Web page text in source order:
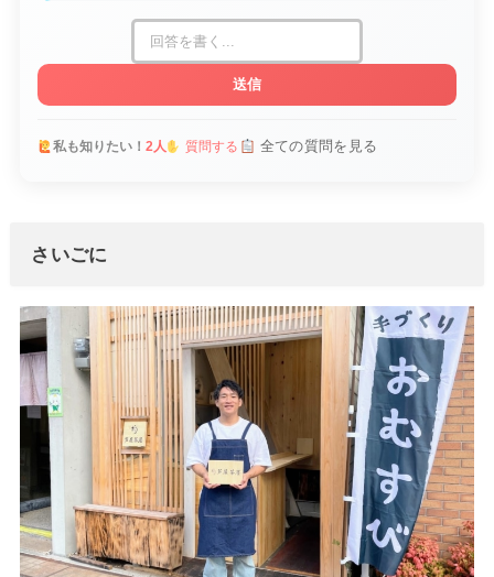
送信
私も知りたい！ 2人 質問する 全ての質問を見る
さいごに